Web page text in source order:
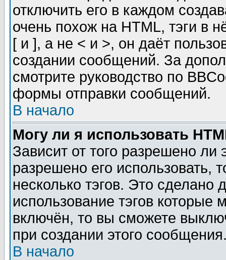
отключить его в каждом
очень похож на HTML, тэги в
[ и ], а не < и >, он даёт
создании сообщений. За
смотрите руководство по
формы отправки сообщений.
В начало
Могу ли я использовать
Зависит от того разрешено
разрешено его использовать,
несколько тэгов. Это сделано
использование тэгов
включён, то вы сможете
при создании этого
В начало